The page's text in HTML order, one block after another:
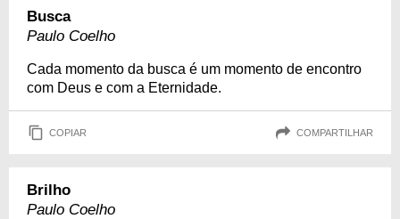
Busca
Paulo Coelho
Cada momento da busca é um momento de encontro
com Deus e com a Eternidade.
COPIAR COMPARTILHAR
Brilho
Paulo Coelho